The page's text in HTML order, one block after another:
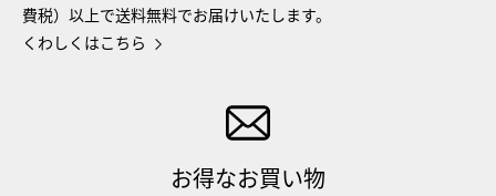
費税）以上で送料無料でお届けいたします。
くわしくはこちら
お得なお買い物